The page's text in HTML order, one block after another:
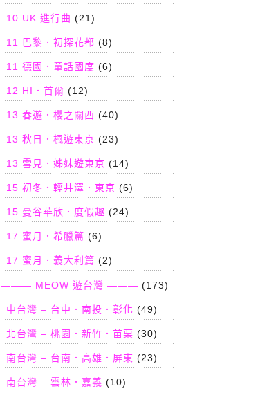
10 UK 進行曲 (21)
11 巴黎．初探花都 (8)
11 德國．童話國度 (6)
12 HI．首爾 (12)
13 春遊．櫻之關西 (40)
13 秋日．楓遊東京 (23)
13 雪見．姊妹遊東京 (14)
15 初冬．輕井澤．東京 (6)
15 曼谷華欣．度假趣 (24)
17 蜜月．希臘篇 (6)
17 蜜月．義大利篇 (2)
——— MEOW 遊台灣 ——— (173)
中台灣 – 台中．南投．彰化 (49)
北台灣 – 桃園．新竹．苗栗 (30)
南台灣 – 台南．高雄．屏東 (23)
南台灣 – 雲林．嘉義 (10)